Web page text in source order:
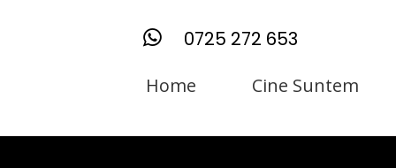
0725 272 653
Home Cine Suntem